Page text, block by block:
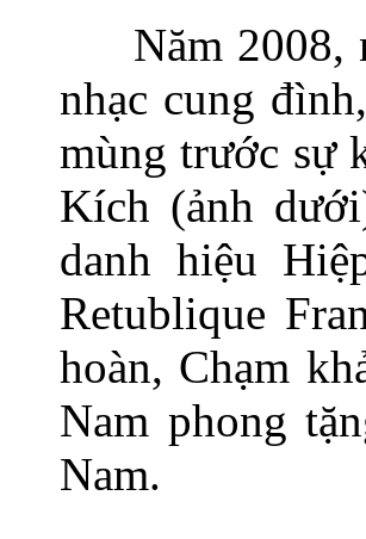
Năm 2008,
nhạc cung
mùng trước sự
Kích (ảnh
danh hiệu
Retublique
hoàn, Chạm
Nam phong
Nam.